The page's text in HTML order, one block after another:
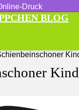
Druck
BLOG